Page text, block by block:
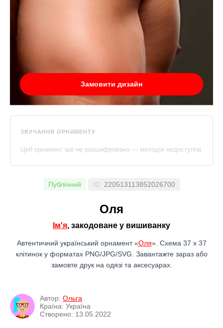
Замовити дизайн
ЗВУЧАННЯ ОРНАМЕНТУ
Цей орнамент ще не розшифровано — мелодія недоступна
Публічний ID: 220513113852026700
Оля
Ім'я, закодоване у вишиванку
Автентичний український орнамент «Оля». Схема 37 x 37
клітинок у форматах PNG/JPG/SVG. Завантажте зараз або
замовте друк на одязі та аксесуарах.
Автор: Ольга
Країна: Україна
Створено: 13.05.2022